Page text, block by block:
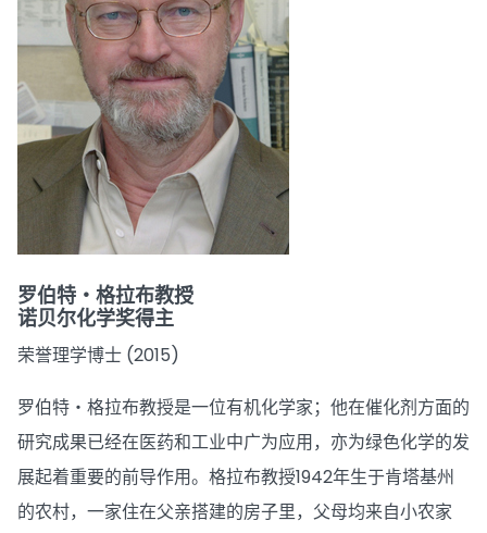
罗伯特‧格拉布教授
诺贝尔化学奖得主
荣誉理学博士 (2015)
罗伯特‧格拉布教授是一位有机化学家；他在催化剂方面的
研究成果已经在医药和工业中广为应用，亦为绿色化学的发
展起着重要的前导作用。格拉布教授1942年生于肯塔基州
的农村，一家住在父亲搭建的房子里，父母均来自小农家